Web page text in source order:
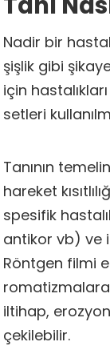
Nadir bir
şişlik gibi
için
setleri
Tanının
hareket
spesifik
antikor vb) ve
Röntgen filmi
iltihap,
çekilebilir.